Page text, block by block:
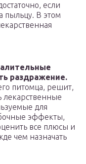
если
пыльцу. В этом
раздражение.
питомца, решит,
лекарственные
для
эффекты,
все плюсы и
чем назначать